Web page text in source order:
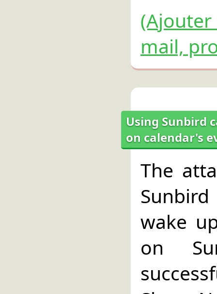
mail,
Using Sunbird
on calendar's
The
wake
on